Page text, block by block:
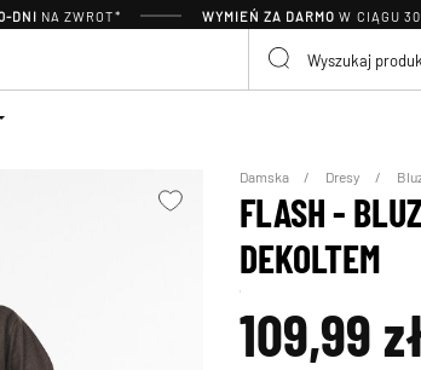
DNI NA ZWROT* WYMIEŃ ZA DARMO W CIĄGU
Damska Dresy
FLASH -
DEKOLTEM
109,99